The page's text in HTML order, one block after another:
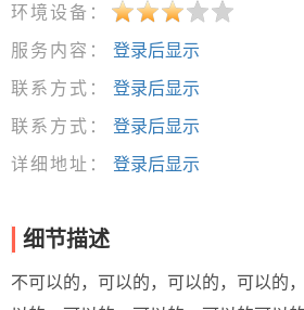
环境设备：
服务内容：
登录后显示
联系方式：
登录后显示
联系方式：
登录后显示
详细地址：
登录后显示
细节描述
不可以的，可以的，可以的，可以的